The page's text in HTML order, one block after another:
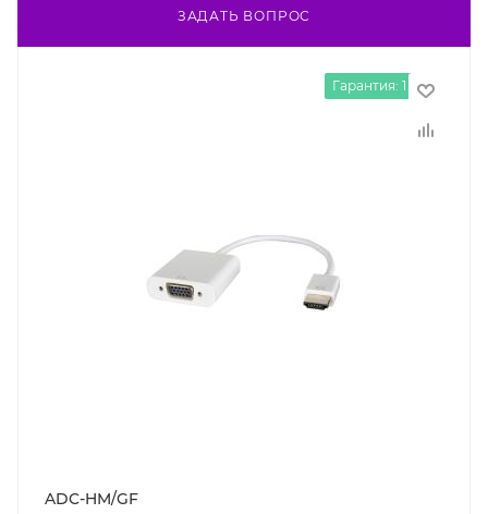
ЗАДАТЬ ВОПРОС
Гарантия: 1 год
ADC-HM/GF